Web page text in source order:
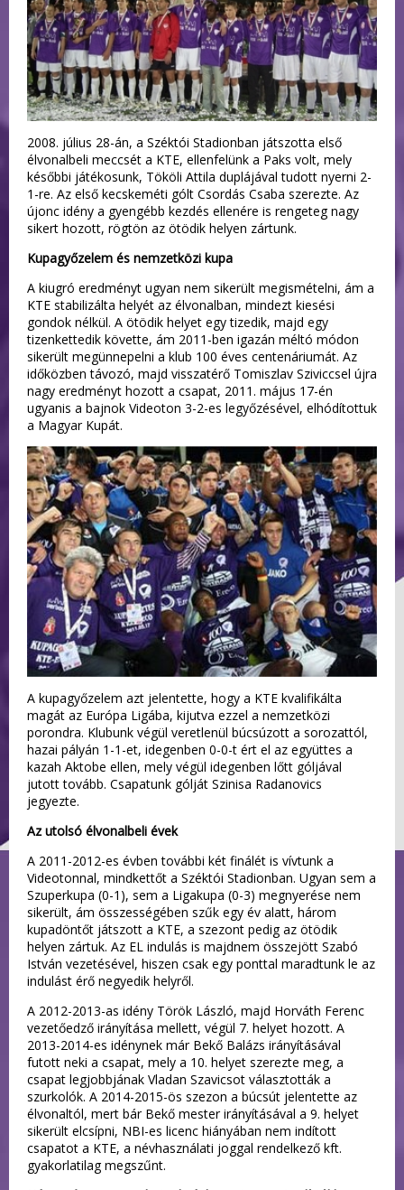
2008. július 28-án, a Széktói Stadionban játszotta első
élvonalbeli meccsét a KTE, ellenfelünk a Paks volt, mely
későbbi játékosunk, Tököli Attila duplájával tudott nyerni 2-
1-re. Az első kecskeméti gólt Csordás Csaba szerezte. Az
újonc idény a gyengébb kezdés ellenére is rengeteg nagy
sikert hozott, rögtön az ötödik helyen zártunk.
Kupagyőzelem és nemzetközi kupa
A kiugró eredményt ugyan nem sikerült megismételni, ám a
KTE stabilizálta helyét az élvonalban, mindezt kiesési
gondok nélkül. A ötödik helyet egy tizedik, majd egy
tizenkettedik követte, ám 2011-ben igazán méltó módon
sikerült megünnepelni a klub 100 éves centenáriumát. Az
időközben távozó, majd visszatérő Tomiszlav Sziviccsel újra
nagy eredményt hozott a csapat, 2011. május 17-én
ugyanis a bajnok Videoton 3-2-es legyőzésével, elhódítottuk
a Magyar Kupát.
A kupagyőzelem azt jelentette, hogy a KTE kvalifikálta
magát az Európa Ligába, kijutva ezzel a nemzetközi
porondra. Klubunk végül veretlenül búcsúzott a sorozattól,
hazai pályán 1-1-et, idegenben 0-0-t ért el az együttes a
kazah Aktobe ellen, mely végül idegenben lőtt góljával
jutott tovább. Csapatunk gólját Szinisa Radanovics
jegyezte.
Az utolsó élvonalbeli évek
A 2011-2012-es évben további két finálét is vívtunk a
Videotonnal, mindkettőt a Széktói Stadionban. Ugyan sem a
Szuperkupa (0-1), sem a Ligakupa (0-3) megnyerése nem
sikerült, ám összességében szűk egy év alatt, három
kupadöntőt játszott a KTE, a szezont pedig az ötödik
helyen zártuk. Az EL indulás is majdnem összejött Szabó
István vezetésével, hiszen csak egy ponttal maradtunk le az
indulást érő negyedik helyről.
A 2012-2013-as idény Török László, majd Horváth Ferenc
vezetőedző irányítása mellett, végül 7. helyet hozott. A
2013-2014-es idénynek már Bekő Balázs irányításával
futott neki a csapat, mely a 10. helyet szerezte meg, a
csapat legjobbjának Vladan Szavicsot választották a
szurkolók. A 2014-2015-ös szezon a búcsút jelentette az
élvonaltól, mert bár Bekő mester irányításával a 9. helyet
sikerült elcsípni, NBI-es licenc hiányában nem indított
csapatot a KTE, a névhasználati joggal rendelkező kft.
gyakorlatilag megszűnt.